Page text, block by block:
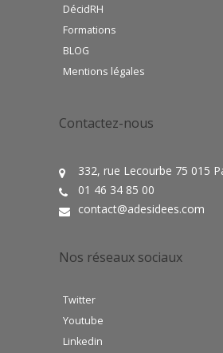
DécidRH
Formations
BLOG
Mentions légales
Contactez-nous
332, rue Lecourbe 75 015
01 46 34 85 00
contact@adesidees.com
Nos réseaux sociaux
Twitter
Youtube
Linkedin